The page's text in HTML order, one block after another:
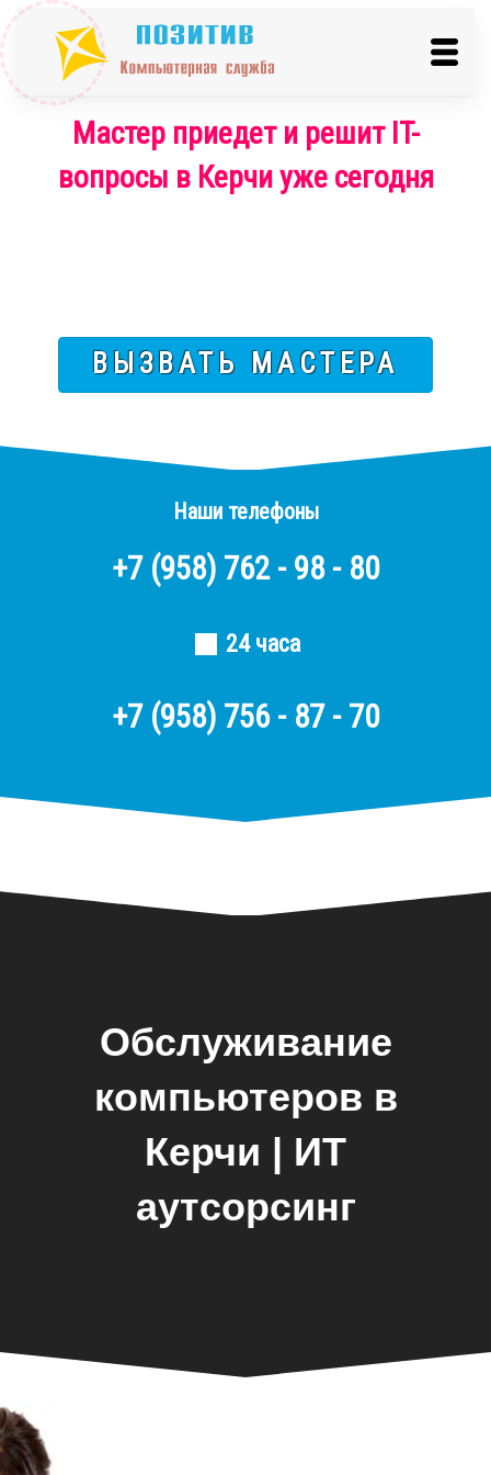
Мастер приедет и решит IT-
вопросы в Керчи уже сегодня
ВЫЗВАТЬ МАСТЕРА
Наши телефоны
+7 (958) 762 - 98 - 80
24 часа
+7 (958) 756 - 87 - 70
Обслуживание
компьютеров в
Керчи | ИТ
аутсорсинг